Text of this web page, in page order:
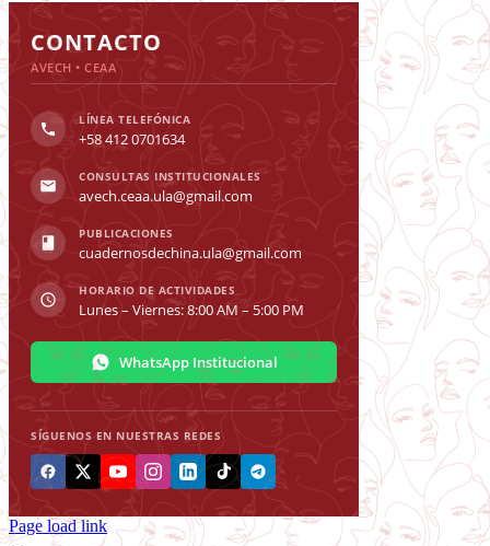
Toggle
Sliding
Bar
Area
CONTACTO
AVECH • CEAA
LÍNEA TELEFÓNICA
+58 412 0701634
CONSULTAS INSTITUCIONALES
avech.ceaa.ula@gmail.com
PUBLICACIONES
cuadernosdechina.ula@gmail.com
HORARIO DE ACTIVIDADES
Lunes – Viernes: 8:00 AM – 5:00 PM
WhatsApp Institucional
SÍGUENOS EN NUESTRAS REDES
Page load link